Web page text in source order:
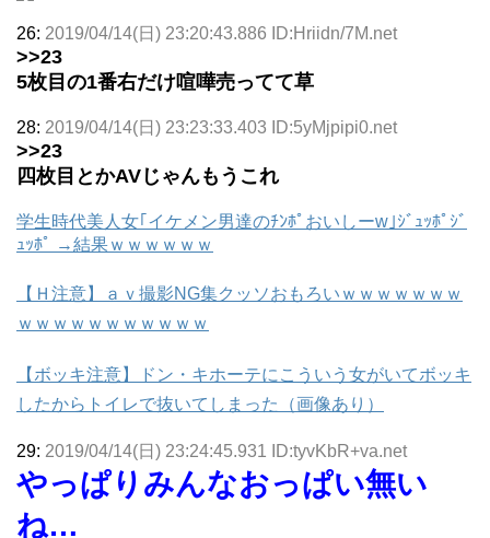
26: 2019/04/14(日) 23:20:43.886 ID:Hriidn/7M.net
>>23
5枚目の1番右だけ喧嘩売ってて草
28: 2019/04/14(日) 23:23:33.403 ID:5yMjpipi0.net
>>23
四枚目とかAVじゃんもうこれ
学生時代美人女｢イケメン男達のﾁﾝﾎﾟおいしーw｣ｼﾞｭｯﾎﾟｼﾞ
ｭｯﾎﾟ →結果ｗｗｗｗｗｗ
【Ｈ注意】ａｖ撮影NG集クッソおもろいｗｗｗｗｗｗｗ
ｗｗｗｗｗｗｗｗｗｗｗ
【ボッキ注意】ドン・キホーテにこういう女がいてボッキ
したからトイレで抜いてしまった（画像あり）
29: 2019/04/14(日) 23:24:45.931 ID:tyvKbR+va.net
やっぱりみんなおっぱい無い
ね…